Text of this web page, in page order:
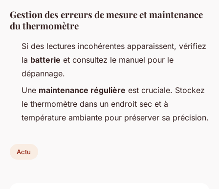
Gestion des erreurs de mesure et maintenance
du thermomètre
Si des lectures incohérentes apparaissent, vérifiez
la batterie et consultez le manuel pour le
dépannage.
Une maintenance régulière est cruciale. Stockez
le thermomètre dans un endroit sec et à
température ambiante pour préserver sa précision.
Actu